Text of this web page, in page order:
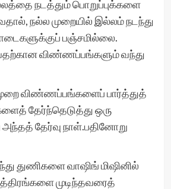
நடத்தும் பொறுப்புக்களை
நல்ல முறையில் இல்லம் நடந்து
பஞ்சமில்லை.
விண்ணப்பங்களும் வந்து
விண்ணப்பங்களைப் பார்த்துத்
தேர்ந்தெடுத்து ஒரு
அந்தத் தேர்வு நாள்.பதினோறு
துணிகளை வாஷிங் மிஷினில்
முடிந்தவரைத்